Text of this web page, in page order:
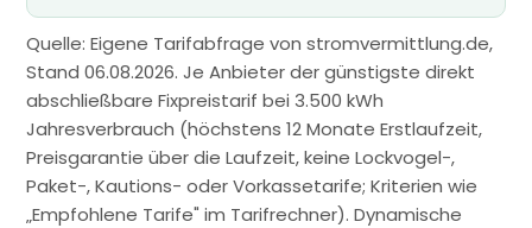
Quelle: Eigene Tarifabfrage von stromvermittlung.de,
Stand 06.08.2026. Je Anbieter der günstigste direkt
abschließbare Fixpreistarif bei 3.500 kWh
Jahresverbrauch (höchstens 12 Monate Erstlaufzeit,
Preisgarantie über die Laufzeit, keine Lockvogel-,
Paket-, Kautions- oder Vorkassetarife; Kriterien wie
„Empfohlene Tarife" im Tarifrechner). Dynamische